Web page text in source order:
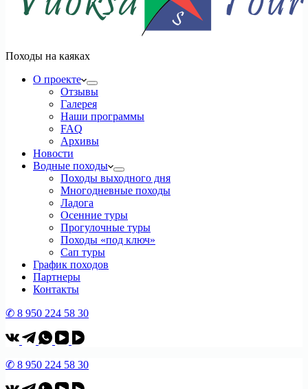
Походы на каяках
О проекте
Отзывы
Галерея
Наши программы
FAQ
Архивы
Новости
Водные походы
Походы выходного дня
Многодневные походы
Ладога
Осенние туры
Прогулочные туры
Походы «под ключ»
Сап туры
График походов
Партнеры
Контакты
✆ 8 950 224 58 30
✆ 8 950 224 58 30